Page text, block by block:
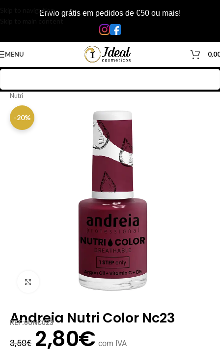
Skip to navigationEnvio grátis em pedidos de €50 ou mais!
MENU
Nutri
-20%
Clique para ampliar
Andreia Nutri Color Nc23
REF:0UNC023
3,50€ 2,80€ com IVA